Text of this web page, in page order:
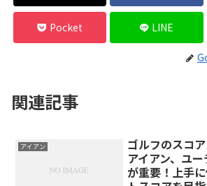
Pocket LINE
関連記事
アイアン
ゴルフのスコ
アイアン、ユ
が重要！上手